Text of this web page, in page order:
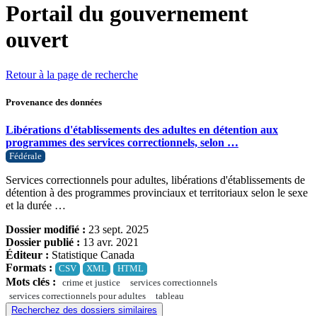
Portail du gouvernement
ouvert
Retour à la page de recherche
Provenance des données
Libérations d'établissements des adultes en détention aux
programmes des services correctionnels, selon …
Fédérale
Services correctionnels pour adultes, libérations d'établissements de
détention à des programmes provinciaux et territoriaux selon le sexe
et la durée …
Dossier modifié : 23 sept. 2025
Dossier publié : 13 avr. 2021
Éditeur : Statistique Canada
Formats :
CSV XML HTML
Mots clés : crime et justice
services correctionnels
services correctionnels pour adultes
tableau
Recherchez des dossiers similaires